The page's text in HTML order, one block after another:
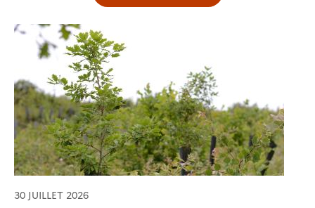
30 JUILLET 2026